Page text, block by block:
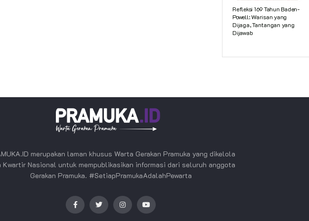
Refleksi 169 Tahun Baden-
Powell: Warisan yang
Dijaga, Tantangan yang
Dijawab
merupakan laman khusus Warta Gerakan Pramuka yang dikelola
Kwartir Nasional untuk mempublikasikan informasi dari seluruh anggota
Gerakan Pramuka. #SetiapPramukaAdalahPewarta